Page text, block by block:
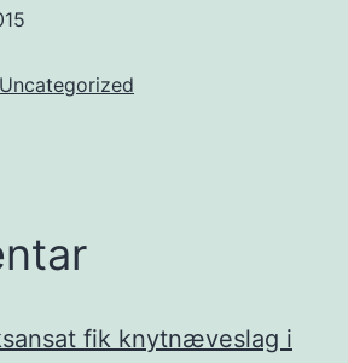
Uncategorized
fik knytnæveslag i